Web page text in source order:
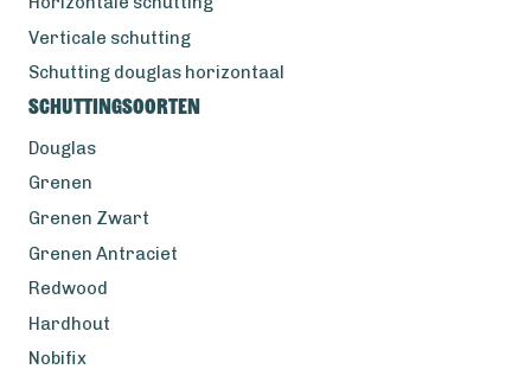
Verticale schutting
Schutting douglas horizontaal
Schuttingsoorten
Douglas
Grenen
Grenen Zwart
Grenen Antraciet
Redwood
Hardhout
Nobifix